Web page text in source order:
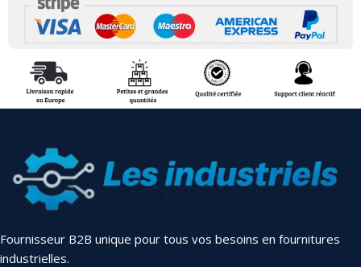
Fournisseur B2B unique pour tous vos besoins en fournitures
industrielles.